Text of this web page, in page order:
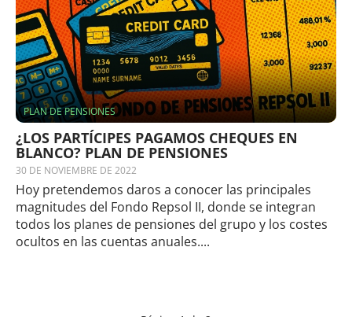
PLAN DE PENSIONES
¿LOS PARTÍCIPES PAGAMOS CHEQUES EN
BLANCO? PLAN DE PENSIONES
30 DE NOVIEMBRE DE 2022
Hoy pretendemos daros a conocer las principales
magnitudes del Fondo Repsol II, donde se integran
todos los planes de pensiones del grupo y los costes
ocultos en las cuentas anuales....